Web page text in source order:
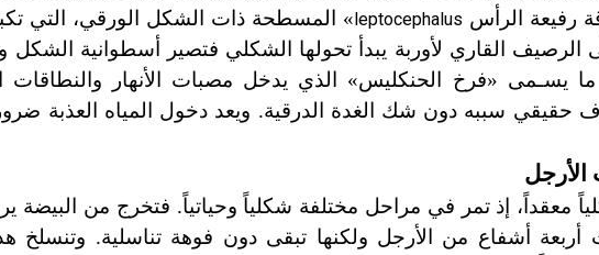
رفيعة الرأس leptocephalus» المسطحة ذات الشكل الورقي، التي
الرصيف القاري لأوربة يبدأ تحولها الشكلي فتصير أسطوانية الشكل
يسـمى «فرخ الحنكليس» الذي يدخل مصبات الأنهار والنطاقات
حقيقي سببه دون شك الغدة الدرقية. ويعد دخول المياه العذبة
الأرجل
معقداً، إذ تمر في مراحل مختلفة شكلياً وحياتياً. فتخرج من البيضة
أشفاع من الأرجل ولكنها تبقى دون فوهة تناسلية. وتنسلخ